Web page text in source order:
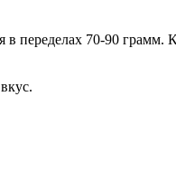
переделах 70-90 грамм.